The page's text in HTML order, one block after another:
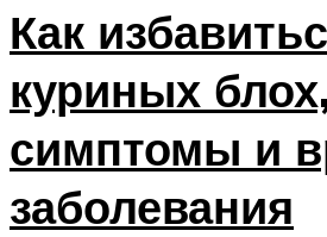
Как
куриных
симптомы и
заболевания